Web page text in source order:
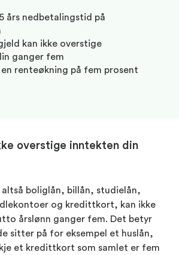
års nedbetalingstid på
kan ikke overstige
ganger fem
en renteøkning på fem prosent
overstige inntekten din
boliglån, billån, studielån,
og kredittkort, kan ikke
årslønn ganger fem. Det betyr
sitter på for eksempel et huslån,
et kredittkort som samlet er fem